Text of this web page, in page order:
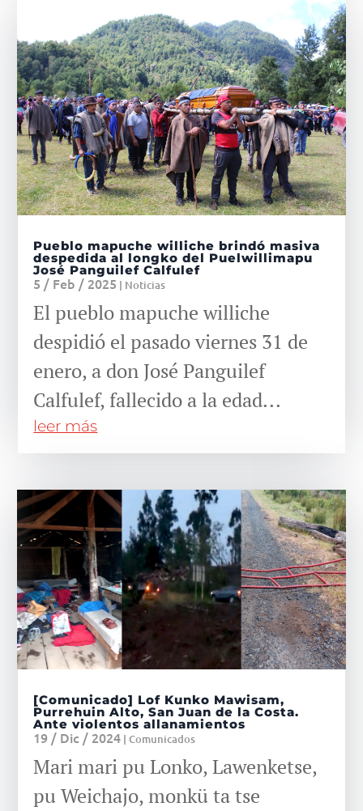
Pueblo mapuche williche brindó masiva
despedida al longko del Puelwillimapu
José Panguilef Calfulef
5 / Feb / 2025 | Noticias
El pueblo mapuche williche
despidió el pasado viernes 31 de
enero, a don José Panguilef
Calfulef, fallecido a la edad...
leer más
[Comunicado] Lof Kunko Mawisam,
Purrehuin Alto, San Juan de la Costa.
Ante violentos allanamientos
19 / Dic / 2024 |Comunicados
Mari mari pu Lonko, Lawenketse,
pu Weichajo, monkü ta tse